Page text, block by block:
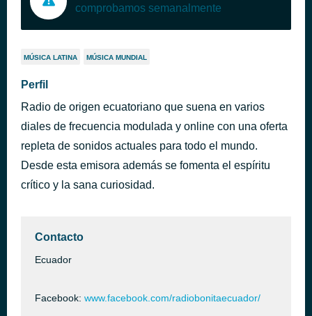
comprobamos semanalmente
MÚSICA LATINA MÚSICA MUNDIAL
Perfil
Radio de origen ecuatoriano que suena en varios
diales de frecuencia modulada y online con una oferta
repleta de sonidos actuales para todo el mundo.
Desde esta emisora además se fomenta el espíritu
crítico y la sana curiosidad.
Contacto
Ecuador
Facebook: www.facebook.com/radiobonitaecuador/